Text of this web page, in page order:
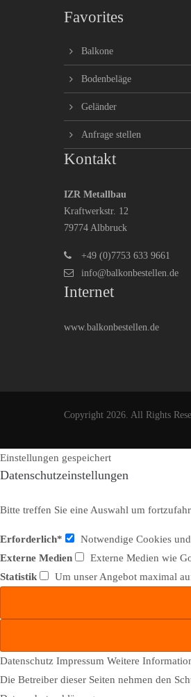
Favorites
Balkone
Bodenbeläge
Geländer
Anfrage stellen
Kontakt
IZR Metallbau
Kraftwerkstr. 12
79774 Albbruck
+49 (0)7753 633 9661
info@balkonbestellen.de
Internet
www.balkonbestellen.de
Copyright 2026. All Rights
Einstellungen gespeichert
Datenschutzeinstellungen
Bitte treffen Sie eine Auswahl um
Erforderlich*
Notwendige Cookies
Externe Medien
Externe Medien wie
Statistik
Um unser Angebot maximal
Datenschutz Impressum Weitere
Die Betreiber dieser Seiten nehmen den